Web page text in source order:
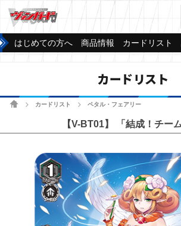
はじめての方へ 商品情報 カードリスト
カードリスト
ホームカードリスト ペタル・フェアリー
【V-BT01】 「結成！チー